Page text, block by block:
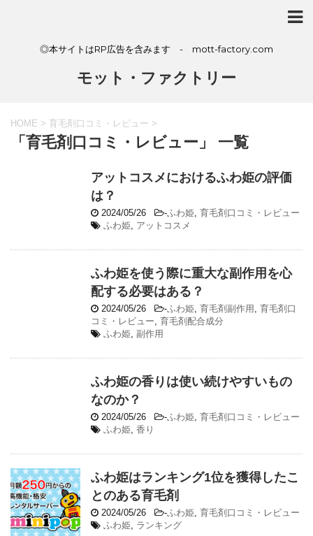
◎本サイトはRP広告を含みます - mott-factory.com
モット・ファクトリー
HOME > 育毛剤口コミ・レビュー >
「育毛剤口コミ・レビュー」 一覧
アットコスメにおけるふわ姫の評価
は？
2024/05/26 -ふわ姫, 育毛剤口コミ・レビュー
ふわ姫, アットコスメ
ふわ姫を使う際に重大な副作用を心
配する必要はある？
2024/05/26 -ふわ姫, 育毛剤副作用 , 育毛剤口
コミ・レビュー, 育毛剤配合成分
ふわ姫, 副作用
ふわ姫の香りは使い続けやすいもの
なのか？
2024/05/26 -ふわ姫, 育毛剤口コミ・レビュー
ふわ姫, 香り
ふわ姫はランキング1位を獲得したこ
とのある育毛剤
2024/05/26 -ふわ姫, 育毛剤口コミ・レビュー
ふわ姫, ランキング